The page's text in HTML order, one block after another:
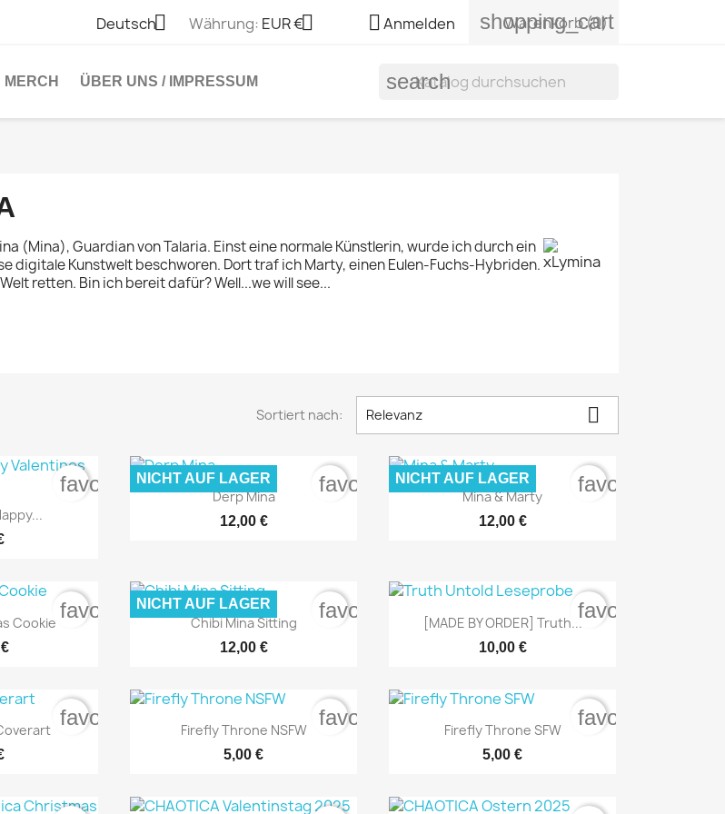
Deutsch Währung: EUR € Anmelden shopping_cart
Warenkorb(0)
MERCH ÜBER UNS / IMPRESSUM search
(Mina), Guardian von Talaria. Einst eine normale Künstlerin, wurde ich durch ein
digitale Kunstwelt beschworen. Dort traf ich Marty, einen Eulen-Fuchs-Hybriden.
retten. Bin ich bereit dafür? Well...we will see...
Sortiert nach: Relevanz 
favorite_border Vorschau
Derp Mina
12,00 €
NICHT AUF LAGER favorite_border Vorschau
Mina & Marty
12,00 €
NICHT AUF LAGER favorite_border
Cookie
favorite_border Vorschau
Chibi Mina Sitting
12,00 €
NICHT AUF LAGER favorite_border  Vorschau
[MADE BY ORDER] Truth...
10,00 €
favorite_border
favorite_border  Vorschau
Firefly Throne NSFW
5,00 €
favorite_border  Vorschau
Firefly Throne SFW
5,00 €
favorite_border